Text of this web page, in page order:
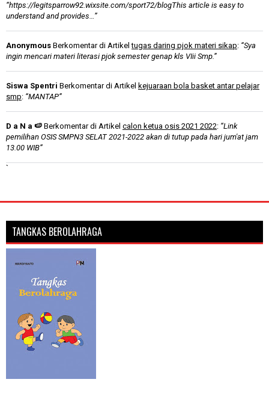
“https://legitsparrow92.wixsite.com/sport72/blogThis article is easy to
understand and provides…”
Anonymous Berkomentar di Artikeltugas daring pjok materi sikap: “Sya
ingin mencari materi literasi pjok semester genap kls VIii Smp.”
Siswa Spentri Berkomentar di Artikel kejuaraan bola basket antar pelajar
smp: “MANTAP”
D a N a 🍉 Berkomentar di Artikel calon ketua osis 2021 2022: “Link
pemilihan OSIS SMPN3 SELAT 2021-2022 akan di tutup pada hari jum'at jam
13.00 WIB”
`
TANGKAS BEROLAHRAGA